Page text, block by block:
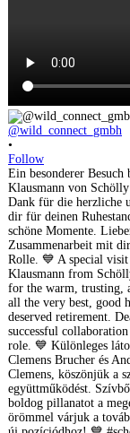
@wild_connect_gmbh
•
Follow
Ein besonderer
Klausmann von
Dank für die herzliche
dir für deinen
schöne Momente.
Zusammenarbeit mit
Rolle. 💙 A special
Klausmann from
for the warm, trusting,
all the very best, good
deserved retirement.
successful
role. 💙 Különleges
Clemens Brucher és
Clemens, köszönjük a
együttműködést.
boldog pillanatot a
örömmel várjuk a